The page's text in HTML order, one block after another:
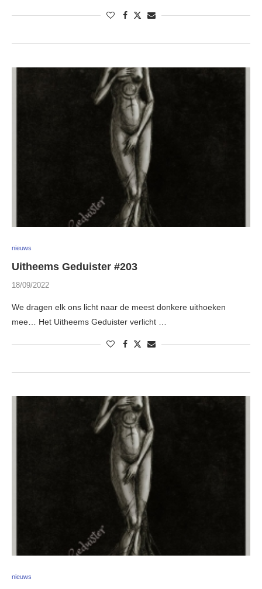
nieuws
Uitheems Geduister #203
18/09/2022
We dragen elk ons licht naar de meest donkere uithoeken
mee… Het Uitheems Geduister verlicht …
nieuws